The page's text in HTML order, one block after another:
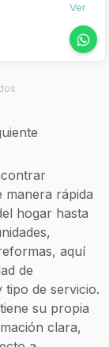
Ver
manera rápida
hogar hasta
aquí
de
de servicio.
su propia
clara,